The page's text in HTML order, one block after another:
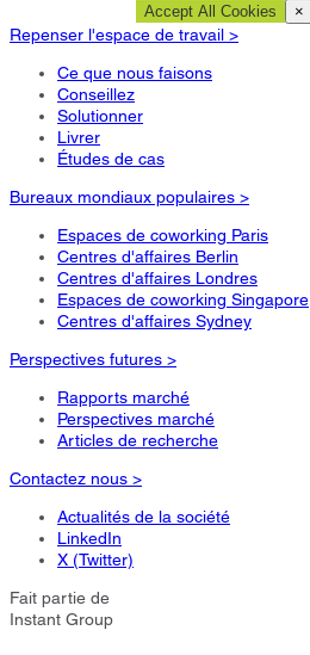
Accept All Cookies ×
Repenser l'espace de travail >
Ce que nous faisons
Conseillez
Solutionner
Livrer
Études de cas
Bureaux mondiaux populaires >
Espaces de coworking Paris
Centres d'affaires Berlin
Centres d'affaires Londres
Espaces de coworking Singapore
Centres d'affaires Sydney
Perspectives futures >
Rapports marché
Perspectives marché
Articles de recherche
Contactez nous >
Actualités de la société
LinkedIn
X (Twitter)
Fait partie de
Instant Group